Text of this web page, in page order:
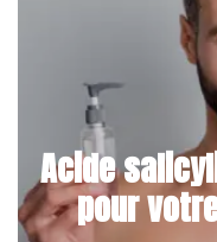
Acide
pour